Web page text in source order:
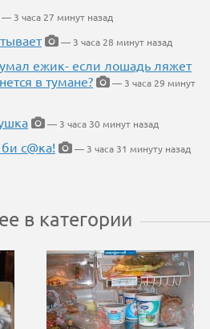
— 3 часа 27 минут назад
— 3 часа 28 минут назад
ежик- если лошадь ляжет
в тумане?
— 3 часа 29 минут
— 3 часа 30 минут назад
с@ка! — 3 часа 31 минуту назад
в категории